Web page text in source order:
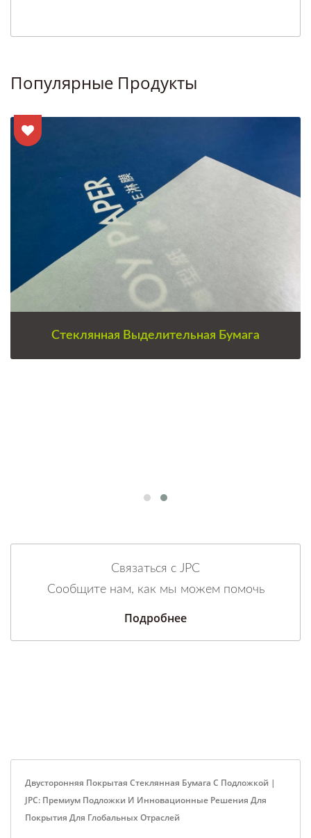
Популярные Продукты
Стеклянная Выделительная Бумага
Связаться с JPC
Сообщите нам, как мы можем помочь
Подробнее
Двусторонняя Покрытая Стеклянная Бумага С Подложкой |
JPC: Премиум Подложки И Инновационные Решения Для
Покрытия Для Глобальных Отраслей